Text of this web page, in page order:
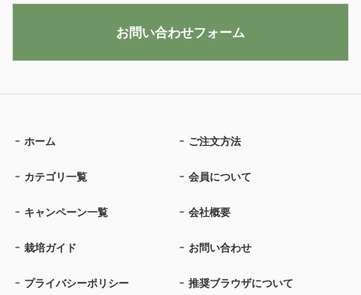
ホーム ご注文方法
カテゴリ一覧 会員について
キャンペーン一覧 会社概要
栽培ガイド お問い合わせ
プライバシーポリシー 推奨ブラウザについて
お問い合わせフォーム